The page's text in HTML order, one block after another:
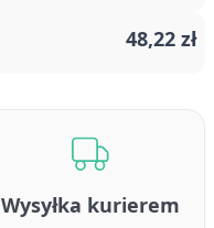
48,22 zł
Wysyłka kurierem